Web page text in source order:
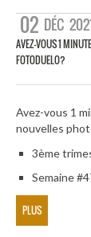
02 DÉC
AVEZ-VOUS 1
FOTODUELO?
Avez-vous 1
nouvelles
3ème
Semaine
PLUS